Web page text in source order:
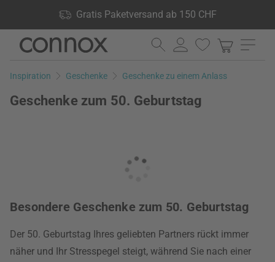
Gratis Paketversand ab 150 CHF
Produkte lagernd, 60 Tage Rückgaberecht
Direkt
Seiteninhalt
Direkt
Suchfeld
Inspiration Geschenke Geschenke zu einem Anlass
Geschenke zum 50. Geburtstag
Besondere Geschenke zum 50. Geburtstag
Der 50. Geburtstag Ihres geliebten Partners rückt immer
näher und Ihr Stresspegel steigt, während Sie nach einer